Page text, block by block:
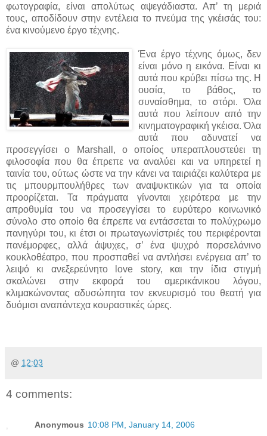
φωτογραφία, είναι απολύτως αψεγάδιαστα. Απ’ τη μεριά
τους, αποδίδουν στην εντέλεια το πνεύμα της γκέισάς του:
ένα κινούμενο έργο τέχνης.
Ένα έργο τέχνης όμως, δεν
είναι μόνο η εικόνα. Είναι κι
αυτά που κρύβει πίσω της. Η
ουσία, το βάθος, το
συναίσθημα, το στόρι. Όλα
αυτά που λείπουν από την
κινηματογραφική γκέισα. Όλα
αυτά που αδυνατεί να
προσεγγίσει ο Marshall, ο οποίος υπεραπλουστεύει τη
φιλοσοφία που θα έπρεπε να αναλύει και να υπηρετεί η
ταινία του, ούτως ώστε να την κάνει να ταιριάζει καλύτερα με
τις μπουρμπουλήθρες των αναψυκτικών για τα οποία
προορίζεται. Τα πράγματα γίνονται χειρότερα με την
απροθυμία του να προσεγγίσει το ευρύτερο κοινωνικό
σύνολο στο οποίο θα έπρεπε να εντάσσεται το πολύχρωμο
πανηγύρι του, κι έτσι οι πρωταγωνίστριές του περιφέρονται
πανέμορφες, αλλά άψυχες, σ’ ένα ψυχρό πορσελάνινο
κουκλοθέατρο, που προσπαθεί να αντλήσει ενέργεια απ’ το
λειψό κι ανεξερεύνητο love story, και την ίδια στιγμή
σκαλώνει στην εκφορά του αμερικάνικου λόγου,
κλιμακώνοντας αδυσώπητα τον εκνευρισμό του θεατή για
δυόμισι αναπάντεχα κουραστικές ώρες.
@ 12:03
4 comments:
Anonymous 10:08 PM, January 14, 2006